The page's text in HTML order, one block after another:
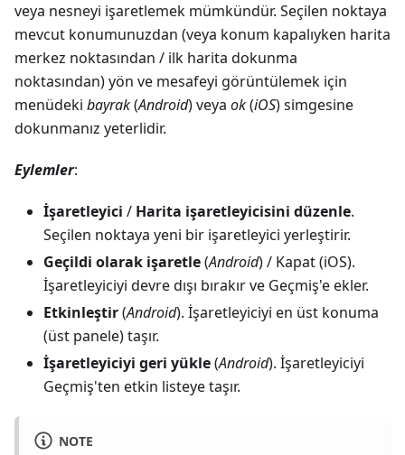
veya nesneyi işaretlemek mümkündür. Seçilen noktaya
mevcut konumunuzdan (veya konum kapalıyken harita
merkez noktasından / ilk harita dokunma
noktasından) yön ve mesafeyi görüntülemek için
menüdeki bayrak(Android) veya ok(iOS) simgesine
dokunmanız yeterlidir.
Eylemler:
İşaretleyici / Harita işaretleyicisini düzenle.
Seçilen noktaya yeni bir işaretleyici yerleştirir.
Geçildi olarak işaretle(Android) / Kapat (iOS).
İşaretleyiciyi devre dışı bırakır ve Geçmiş'e ekler.
Etkinleştir(Android). İşaretleyiciyi en üst konuma
(üst panele) taşır.
İşaretleyiciyi geri yükle(Android). İşaretleyiciyi
Geçmiş'ten etkin listeye taşır.
NOTE